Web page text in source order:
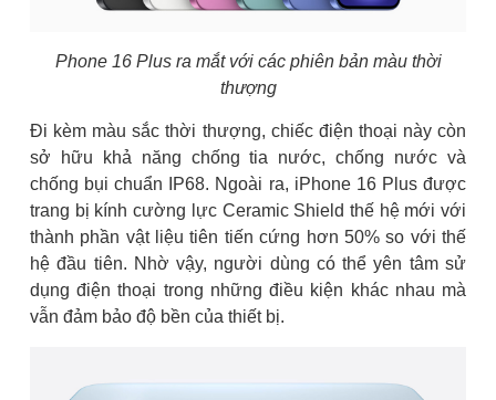
Phone 16 Plus ra mắt với các phiên bản màu thời
thượng
Đi kèm màu sắc thời thượng, chiếc điện thoại này còn
sở hữu khả năng chống tia nước, chống nước và
chống bụi chuẩn IP68. Ngoài ra, iPhone 16 Plus được
trang bị kính cường lực Ceramic Shield thế hệ mới với
thành phần vật liệu tiên tiến cứng hơn 50% so với thế
hệ đầu tiên. Nhờ vậy, người dùng có thể yên tâm sử
dụng điện thoại trong những điều kiện khác nhau mà
vẫn đảm bảo độ bền của thiết bị.